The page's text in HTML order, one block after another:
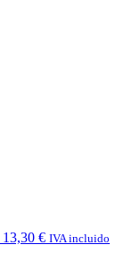
13,30 € IVA incluido